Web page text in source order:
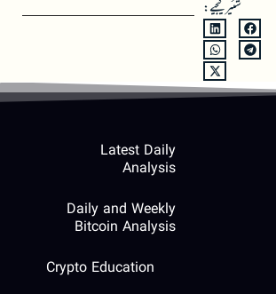
شئیر کیجیے:
Latest Daily
Analysis
Daily and Weekly
Bitcoin Analysis
Crypto Education